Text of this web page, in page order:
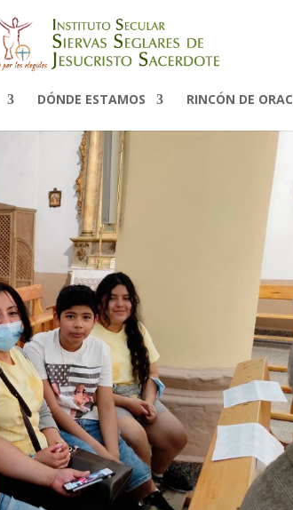
DÓNDE ESTAMOS RINCÓN DE